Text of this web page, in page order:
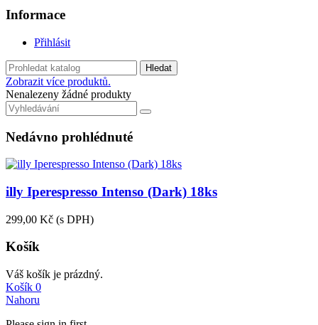
Informace
Přihlásit
Hledat
Zobrazit více produktů.
Nenalezeny žádné produkty
Nedávno prohlédnuté
illy Iperespresso Intenso (Dark) 18ks
299,00 Kč (s DPH)
Košík
Váš košík je prázdný.
Košík 0
Nahoru